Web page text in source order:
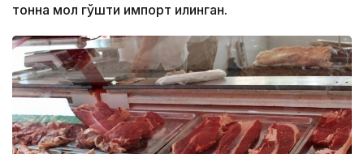
тонна мол гўшти импорт қилинган.